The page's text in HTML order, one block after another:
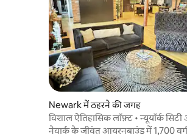
Newark में ठहरने की जगह
विशाल ऐतिहासिक लॉफ़्ट • न्यूयॉर्क
ईडब्ल्यूआर से 20 मिनट की दूरी पर
नेवार्क के जीवंत आयरनबाउंड में 1,700